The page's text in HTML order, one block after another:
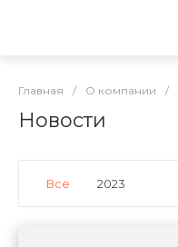
Главная / О компании /
Новости
Все 2023